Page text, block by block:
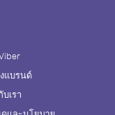
แบรนด์
เรา